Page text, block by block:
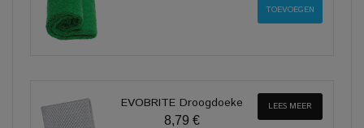
EVOBRITE Droogdoeke
8,79 €
LEES MEER